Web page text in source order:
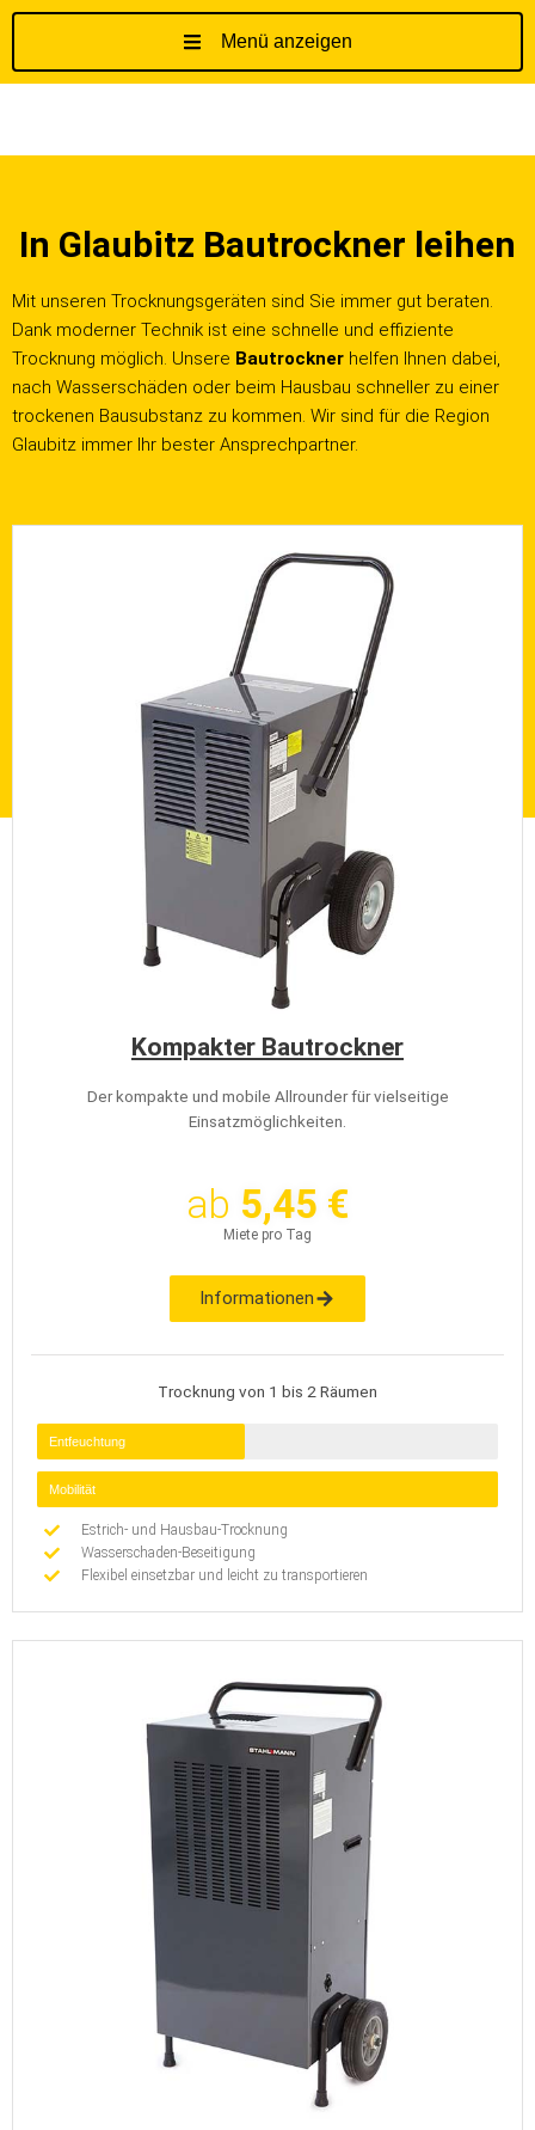
a
t
s
p
r
i
n
n
Menü anzeigen
In Glaubitz Bautrockner leihen
Mit unseren Trocknungsgeräten sind Sie immer gut beraten.
Dank moderner Technik ist eine schnelle und effiziente
Trocknung möglich. Unsere Bautrockner helfen Ihnen dabei,
nach Wasserschäden oder beim Hausbau schneller zu einer
trockenen Bausubstanz zu kommen. Wir sind für die Region
Glaubitz immer Ihr bester Ansprechpartner.
Kompakter Bautrockner
Der kompakte und mobile Allrounder für vielseitige
Einsatzmöglichkeiten.
ab 5,45 €
Miete pro Tag
Informationen
Trocknung von 1 bis 2 Räumen
Entfeuchtung
Mobilität
Estrich- und Hausbau-Trocknung
Wasserschaden-Beseitigung
Flexibel einsetzbar und leicht zu transportieren